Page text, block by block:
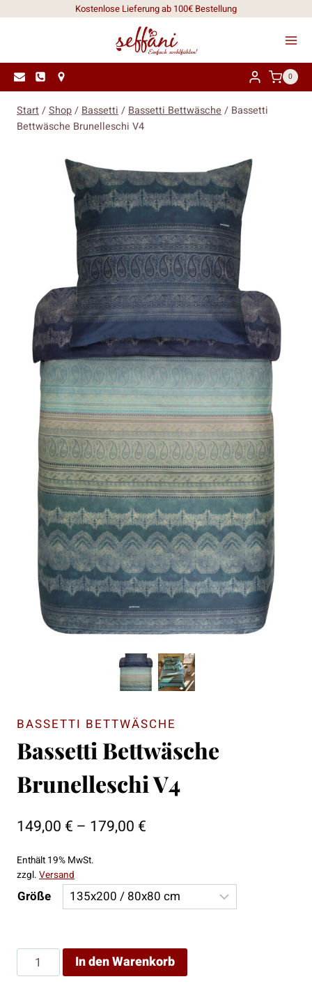
Kostenlose Lieferung ab 100€ Bestellung
0
Start/Shop/ Bassetti / Bassetti Bettwäsche / Bassetti
Bettwäsche Brunelleschi V4
BASSETTI BETTWÄSCHE
Bassetti Bettwäsche
Brunelleschi V4
149,00 € – 179,00 €
179,00 €
Enthält 19% MwSt.
zzgl. Versand
Größe
Bassetti
Bettwäsche
In den Warenkorb